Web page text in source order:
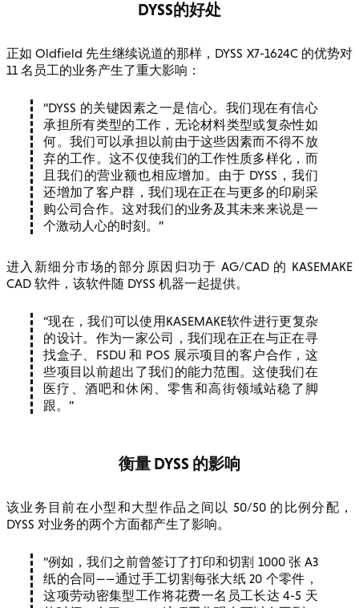
DYSS的好处
正如 Oldfield 先生继续说道的那样，DYSS X7-1624C 的优势对
11 名员工的业务产生了重大影响：
DYSS 的关键因素之一是信心。我们现在有信心
承担所有类型的工作，无论材料类型或复杂性如
何。我们可以承担以前由于这些因素而不得不放
弃的工作。这不仅使我们的工作性质多样化，而
且我们的营业额也相应增加。由于 DYSS，我们
还增加了客户群，我们现在正在与更多的印刷采
购公司合作。这对我们的业务及其未来来说是一
个激动人心的时刻。
进入新细分市场的部分原因归功于 AG/CAD 的 KASEMAKE
CAD 软件，该软件随 DYSS 机器一起提供。
现在，我们可以使用KASEMAKE软件进行更复杂
的设计。作为一家公司，我们现在正在与正在寻
找盒子、FSDU 和 POS 展示项目的客户合作，这
些项目以前超出了我们的能力范围。这使我们在
医疗、酒吧和休闲、零售和高街领域站稳了脚
跟。
衡量 DYSS 的影响
该业务目前在小型和大型作品之间以 50/50 的比例分配，
DYSS 对业务的两个方面都产生了影响。
例如，我们之前曾签订了打印和切割 1000 张 A3
纸的合同——通过手工切割每张大纸 20 个零件，
这项劳动密集型工作将花费一名员工长达 4-5 天